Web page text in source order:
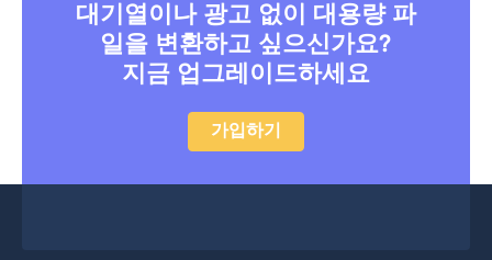
대기열이나 광고 없이 대용량 파
일을 변환하고 싶으신가요?
지금 업그레이드하세요
가입하기